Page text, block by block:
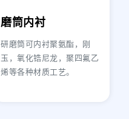
磨筒内衬
研磨筒可内衬聚氨酯，刚
玉，氧化锆尼龙，聚四氟乙
烯等各种材质工艺。